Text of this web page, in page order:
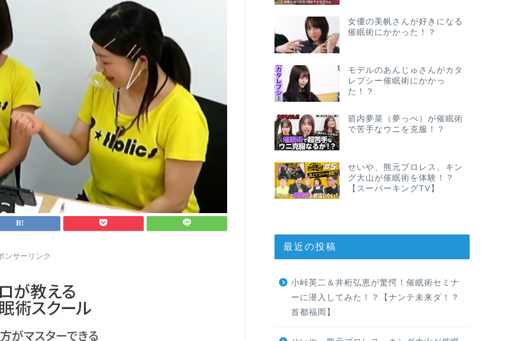
ンサーリンク
女優の美帆さんが好きになる
催眠術にかかった！？
モデルのあんじゅさんがカタ
レプシー催眠術にかかっ
た！？
箭内夢菜（夢っぺ）が催眠術
で苦手なウニを克服！？
せいや、熊元プロレス、キン
グ大山が催眠術を体験！？
【スーパーキングTV】
最近の投稿
小峠英二＆井桁弘恵が驚愕！催眠術セミナ
ーに潜入してみた！？【ナンテ未来ダ！？
首都福岡】